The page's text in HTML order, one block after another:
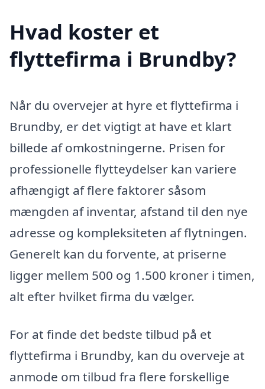
Hvad koster et
flyttefirma i Brundby?
Når du overvejer at hyre et flyttefirma i
Brundby, er det vigtigt at have et klart
billede af omkostningerne. Prisen for
professionelle flytteydelser kan variere
afhængigt af flere faktorer såsom
mængden af inventar, afstand til den nye
adresse og kompleksiteten af flytningen.
Generelt kan du forvente, at priserne
ligger mellem 500 og 1.500 kroner i timen,
alt efter hvilket firma du vælger.
For at finde det bedste tilbud på et
flyttefirma i Brundby, kan du overveje at
anmode om tilbud fra flere forskellige